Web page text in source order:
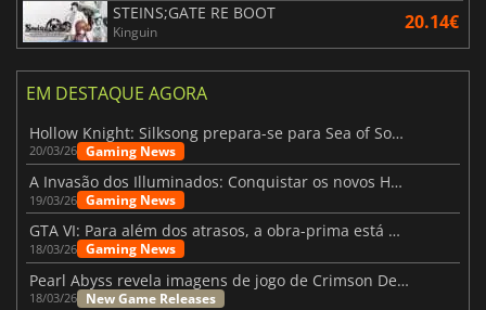
STEINS;GATE RE BOOT
Kinguin 20.14€
EM DESTAQUE AGORA
Hollow Knight: Silksong prepara-se para Sea of Sorrow com um patch
20/03/26 Gaming News
A Invasão dos Illuminados: Conquistar os novos Helldivers 2 Atualização!
19/03/26 Gaming News
GTA VI: Para além dos atrasos, a obra-prima está quase a chegar
18/03/26 Gaming News
Pearl Abyss revela imagens de jogo de Crimson Desert para a PS5
18/03/26 New Game Releases